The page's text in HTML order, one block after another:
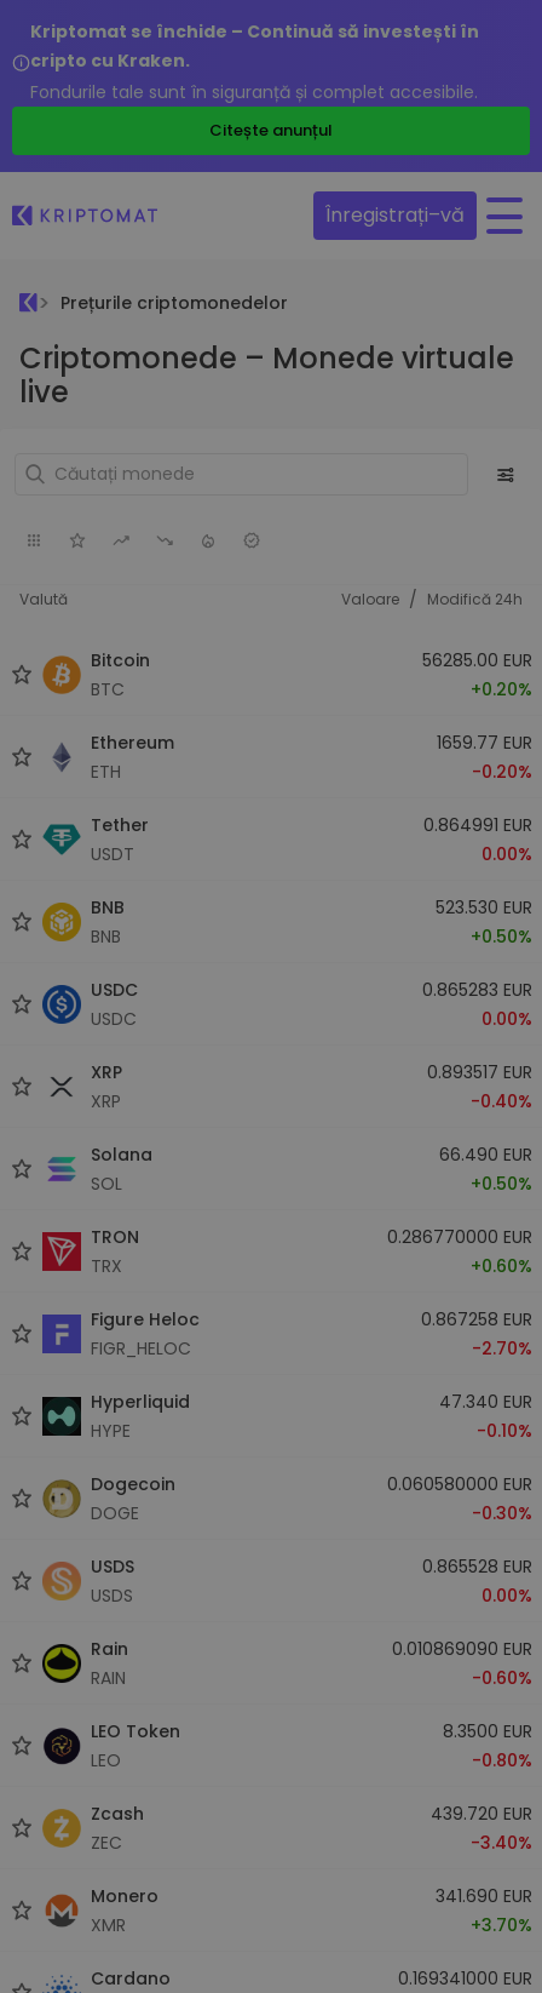
Kriptomat se închide – Continuă să investești în
cripto cu Kraken.
Fondurile tale sunt în siguranță și complet accesibile.
Citește anunțul
Înregistrați–vă
Prețurile criptomonedelor
Criptomonede – Monede virtuale
live
Valută Valoare / Modifică 24h
Bitcoin
BTC
56285.00 EUR
+0.20%
Ethereum
ETH
1659.77 EUR
-0.20%
Tether
USDT
0.864991 EUR
0.00%
BNB
BNB
523.530 EUR
+0.50%
USDC
USDC
0.865283 EUR
0.00%
XRP
XRP
0.893517 EUR
-0.40%
Solana
SOL
66.490 EUR
+0.50%
TRON
TRX
0.286770000 EUR
+0.60%
Figure Heloc
FIGR_HELOC
0.867258 EUR
-2.70%
Hyperliquid
HYPE
47.340 EUR
-0.10%
Dogecoin
DOGE
0.060580000 EUR
-0.30%
USDS
USDS
0.865528 EUR
0.00%
Rain
RAIN
0.010869090 EUR
-0.60%
LEO Token
LEO
8.3500 EUR
-0.80%
Zcash
ZEC
439.720 EUR
-3.40%
Monero
XMR
341.690 EUR
+3.70%
Cardano
0.169341000 EUR